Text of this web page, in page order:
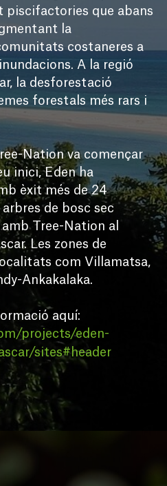
piscifactories que abans
la
costaneres a
A la regió
la desforestació
forestals més rars i
Nation va començar
inici, Eden ha
èxit més de 24
de bosc sec
Tree-Nation al
Les zones de
com Villamatsa,
Ankakalaka.
aquí:
projects/eden-
sites#header